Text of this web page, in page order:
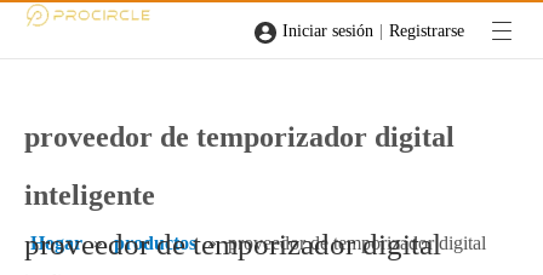
Iniciar sesión | Registrarse
proveedor de temporizador digital
inteligente
Hogar » productos » proveedor de temporizador digital
proveedor de temporizador digital